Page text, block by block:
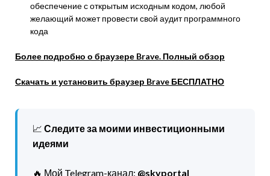
обеспечение с открытым исходным кодом, любой
желающий может провести свой аудит программного
кода
Более подробно о браузере Brave. Полный обзор
Скачать и установить браузер Brave БЕСПЛАТНО
📈 Следите за моими инвестиционными
идеями
🔥 Мой Telegram-канал: @skyportal